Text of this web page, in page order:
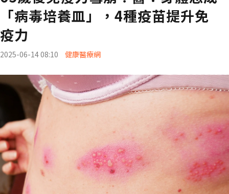
「病毒培養皿」，4種疫苗提升免
疫力
2025-06-14 08:10 健康醫療網